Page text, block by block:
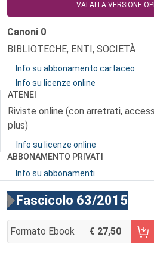
VAI ALLA VERSIONE
Canoni 0
BIBLIOTECHE, ENTI, SOCIETÀ
Info su abbonamento cartaceo
Info su licenze online
ATENEI
Riviste online (con arretrati,
plus)
Info su licenze online
ABBONAMENTO PRIVATI
Info su abbonamenti
Fascicolo 63/2015
Formato Ebook 27,50
AGGIUNGI AL CARRELLO